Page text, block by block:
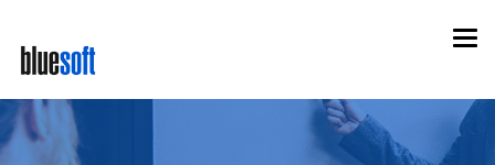
main
content